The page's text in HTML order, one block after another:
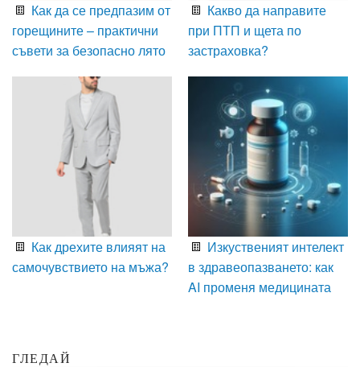
Как да се предпазим от
горещините – практични
съвети за безопасно лято
Какво да направите
при ПТП и щета по
застраховка?
Как дрехите влияят на
самочувствието на мъжа?
Изкуственият интелект
в здравеопазването: как
AI променя медицината
ГЛЕДАЙ